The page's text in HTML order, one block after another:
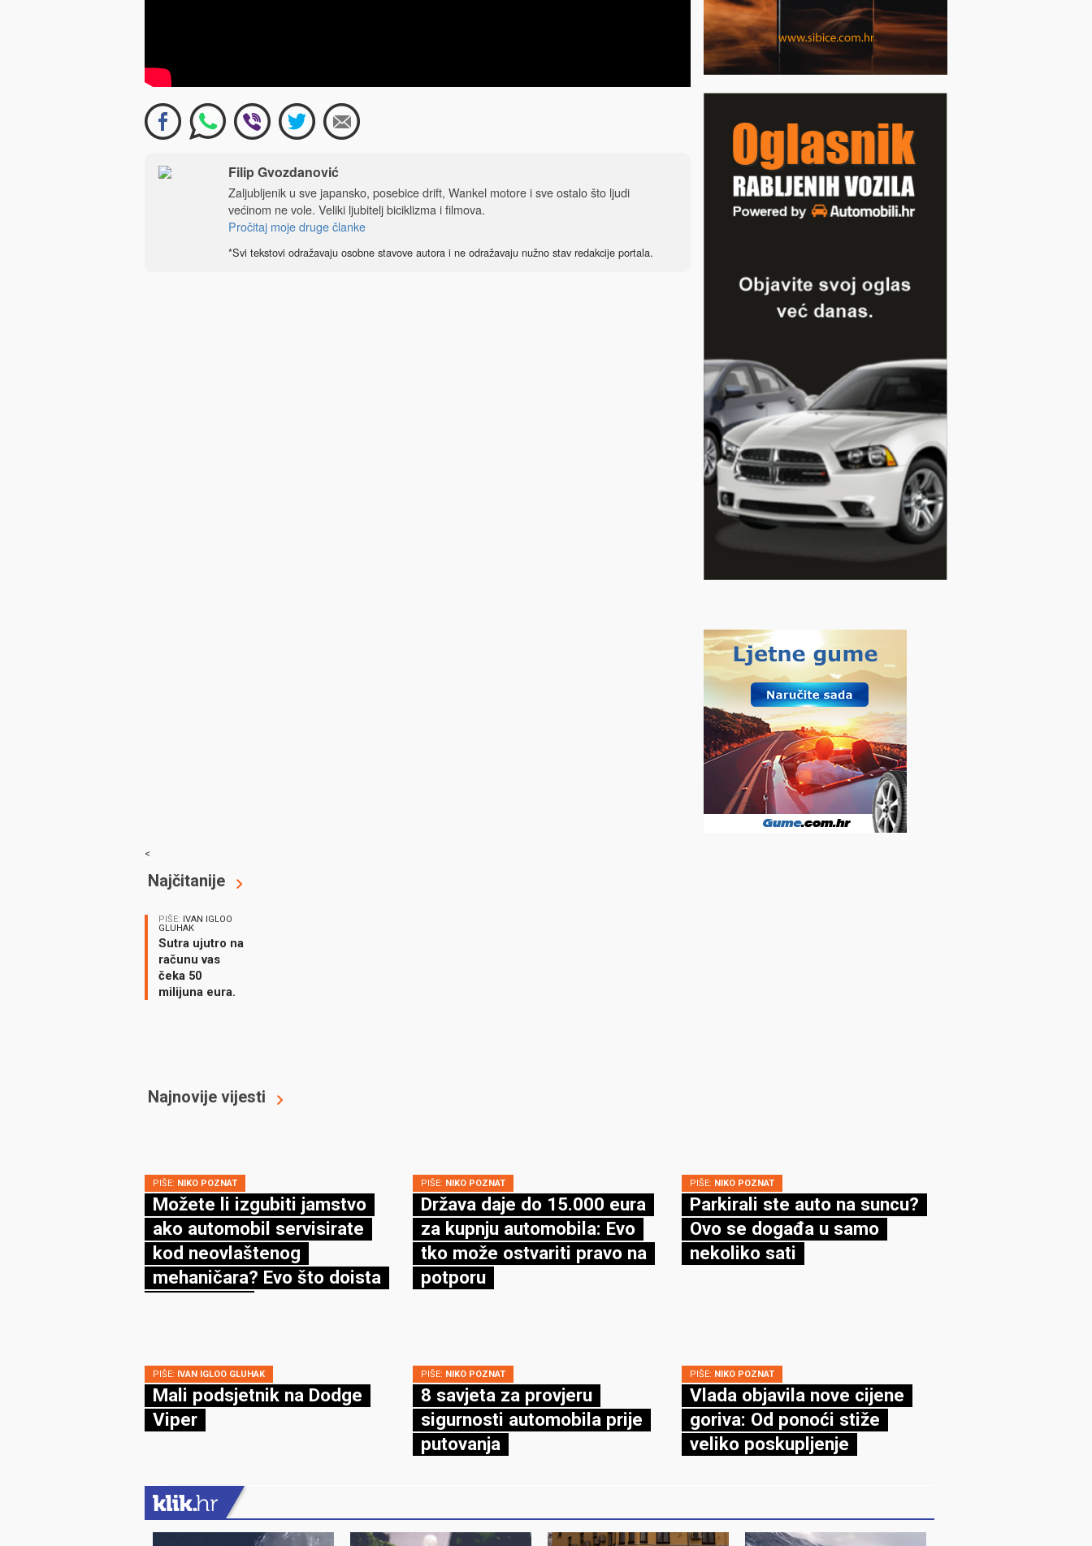
Filip Gvozdanović
Zaljubljenik u sve japansko, posebice drift, Wankel motore i sve ostalo što ljudi
većinom ne vole. Veliki ljubitelj biciklizma i filmova.
Pročitaj moje druge članke
*Svi tekstovi odražavaju osobne stavove autora i ne odražavaju nužno stav redakcije portala.
<
Najčitanije
PIŠE: IVAN IGLOO
GLUHAK
Sutra ujutro na
računu vas
čeka 50
milijuna eura.
Najnovije vijesti
PIŠE: NIKO POZNAT
Možete li izgubiti jamstvo
ako automobil servisirate
kod neovlaštenog
mehaničara? Evo što doista
PIŠE: NIKO POZNAT
Država daje do 15.000 eura
za kupnju automobila: Evo
tko može ostvariti pravo na
potporu
PIŠE: NIKO POZNAT
Parkirali ste auto na suncu?
Ovo se događa u samo
nekoliko sati
PIŠE: IVAN IGLOO GLUHAK
Mali podsjetnik na Dodge
Viper
PIŠE: NIKO POZNAT
8 savjeta za provjeru
sigurnosti automobila prije
putovanja
PIŠE: NIKO POZNAT
Vlada objavila nove cijene
goriva: Od ponoći stiže
veliko poskupljenje